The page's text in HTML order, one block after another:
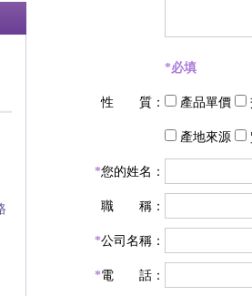
*必填
性 質： 產品單價
產地來源
*您的姓名：
職 稱：
*公司名稱：
*電 話：